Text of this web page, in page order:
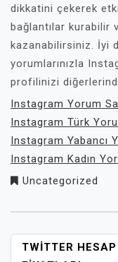
dikkatini çekerek
bağlantılar kurabilir
kazanabilirsiniz. İyi
yorumlarınızla
profilinizi
Instagram Yorum
Instagram Türk
Instagram Yabancı
Instagram Kadın
Uncategorized
YAZI
TWITTER HESAP